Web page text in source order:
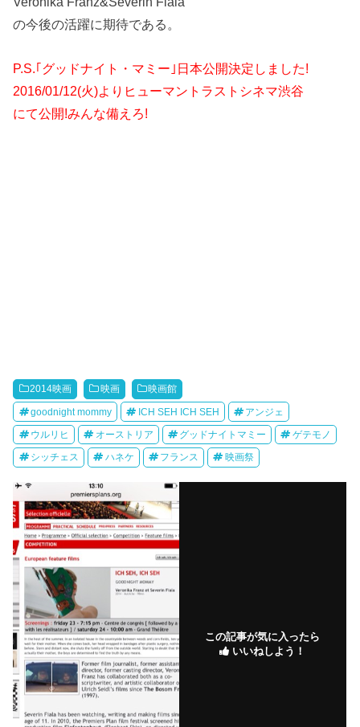
の今後の活躍に期待である。
P.S.｢グッドナイト・マミー｣日本公開決定しました!
2016/01/12(火)よりヒューマントラストシネマ渋谷
にて公開!みんな備えろ!
2014映画 映画 映画館
goodnight mommy ICH SEH ICH SEH アンジェ
ウルリヒ オーストリア グッドナイトマミー ゲテモノ
シッチェス ハネケ フランス 映画祭
この記事が気に入ったら
いいねしよう！